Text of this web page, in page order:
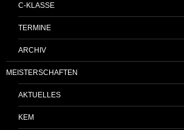
C-KLASSE
TERMINE
ARCHIV
MEISTERSCHAFTEN
AKTUELLES
KEM